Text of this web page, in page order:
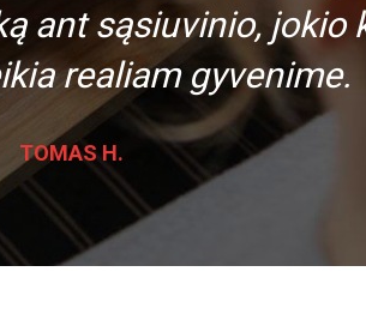
TOMAS H.
ant sąsiuvinio, jokio
realiam gyvenime.